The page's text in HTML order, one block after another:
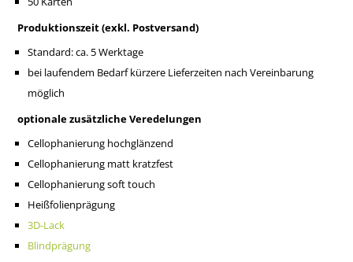
Produktionszeit (exkl. Postversand)
Standard: ca. 5 Werktage
bei laufendem Bedarf kürzere Lieferzeiten nach Vereinbarung
möglich
optionale zusätzliche Veredelungen
Cellophanierung hochglänzend
Cellophanierung matt kratzfest
Cellophanierung soft touch
Heißfolienprägung
3D-Lack
Blindprägung